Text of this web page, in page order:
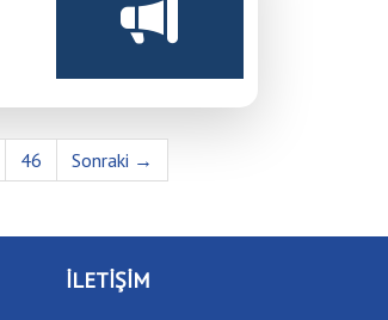
46 Sonraki →
İLETİŞİM